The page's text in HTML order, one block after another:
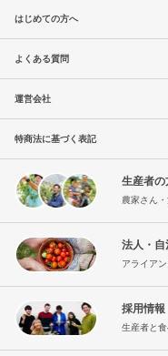
はじめての方へ
よくある質問
運営会社
特商法に基づく表記
生産者の
農家さん
法人・自
アライア
採用情報
生産者と